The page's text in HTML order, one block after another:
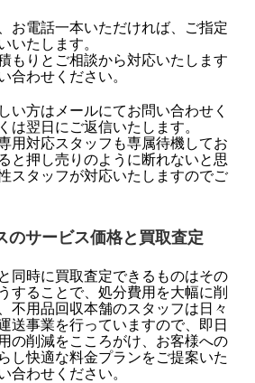
お電話一本いただければ、ご指定
いたします。
もりとご相談から対応いたします
合わせください。
い方はメールにてお問い合わせく
は翌日にご返信いたします。
用対応スタッフも専属待機してお
と押し売りのように断れないと思
スタッフが対応いたしますのでご
のサービス価格と買取査定
同時に買取査定できるものはその
することで、処分費用を大幅に削
不用品回収本舗のスタッフは日々
送事業を行っていますので、即日
の削減をこころがけ、お客様への
し快適な料金プランをご提案いた
合わせください。